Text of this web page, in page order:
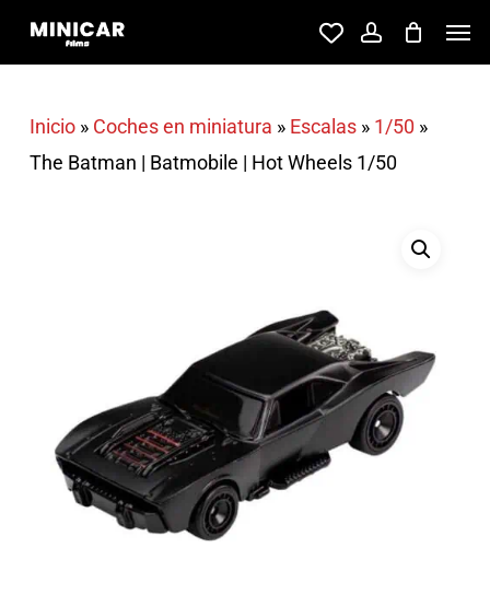
Skip
content
account
Inicio» Coches en miniatura » Escalas» 1/50 »
The Batman | Batmobile | Hot Wheels 1/50